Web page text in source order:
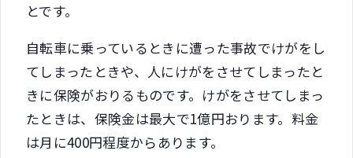
とです。
自転車に乗っているときに遭った事故でけがをし
てしまったときや、人にけがをさせてしまったと
きに保険がおりるものです。けがをさせてしまっ
たときは、保険金は最大で1億円おります。料金
は月に400円程度からあります。